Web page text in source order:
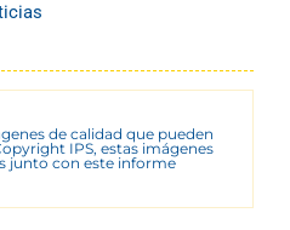
de calidad que pueden
IPS, estas imágenes
junto con este informe